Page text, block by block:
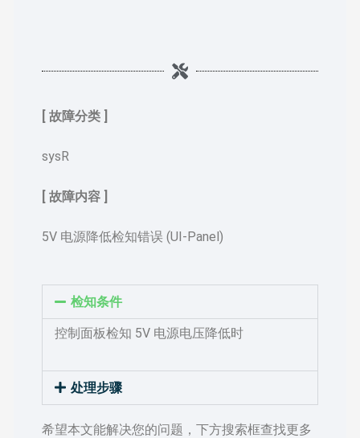
[ 故障分类 ]
sysR
[ 故障内容 ]
5V 电源降低检知错误 (UI-Panel)
检知条件
控制面板检知 5V 电源电压降低时
处理步骤
希望本文能解决您的问题，下方搜索框查找更多